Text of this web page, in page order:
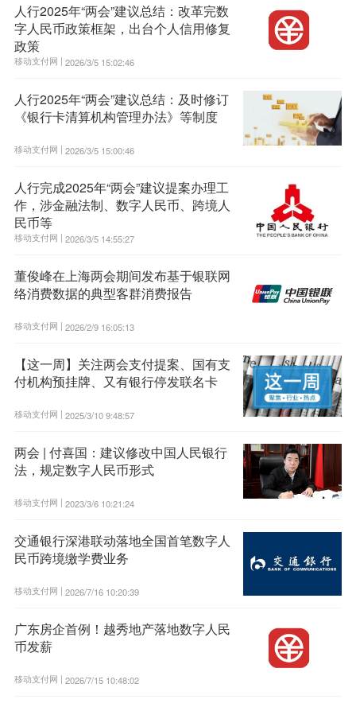
人行2025年“两会”建议总结：改革完数
字人民币政策框架，出台个人信用修复
政策
移动支付网 | 2026/3/5 15:02:46
人行2025年“两会”建议总结：及时修订
《银行卡清算机构管理办法》等制度
移动支付网 | 2026/3/5 15:00:46
人行完成2025年“两会”建议提案办理工
作，涉金融法制、数字人民币、跨境人
民币等
移动支付网 | 2026/3/5 14:55:27
董俊峰在上海两会期间发布基于银联网
络消费数据的典型客群消费报告
移动支付网 | 2026/2/9 16:05:13
【这一周】关注两会支付提案、国有支
付机构预挂牌、又有银行停发联名卡
移动支付网 | 2025/3/10 9:48:57
两会 | 付喜国：建议修改中国人民银行
法，规定数字人民币形式
移动支付网 | 2023/3/6 10:21:24
交通银行深港联动落地全国首笔数字人
民币跨境缴学费业务
移动支付网 | 2026/7/16 10:20:39
广东房企首例！越秀地产落地数字人民
币发薪
移动支付网 | 2026/7/15 10:48:02